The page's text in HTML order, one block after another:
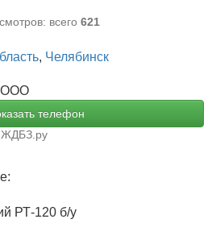
всего 621
, Челябинск
ООО
телефон
ЖДБЗ.ру
РТ-120 б/у